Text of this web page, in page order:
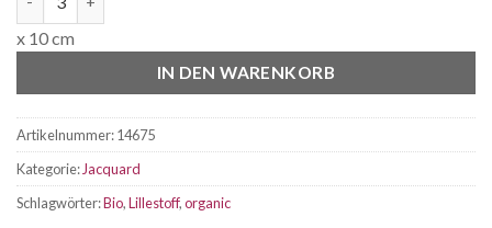
x 10 cm
IN DEN WARENKORB
Artikelnummer:14675
Kategorie: Jacquard
Schlagwörter:Bio,Lillestoff,organic